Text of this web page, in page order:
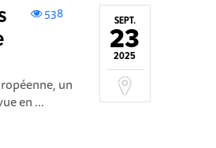
SEPT.
23
2025
538
un
en ...